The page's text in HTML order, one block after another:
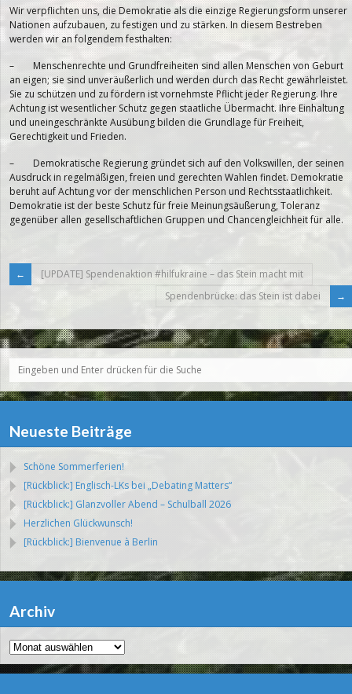
Wir verpflichten uns, die Demokratie als die einzige Regierungsform unserer
Nationen aufzubauen, zu festigen und zu stärken. In diesem Bestreben
werden wir an folgendem festhalten:
– Menschenrechte und Grundfreiheiten sind allen Menschen von Geburt
an eigen; sie sind unveräußerlich und werden durch das Recht gewährleistet.
Sie zu schützen und zu fördern ist vornehmste Pflicht jeder Regierung. Ihre
Achtung ist wesentlicher Schutz gegen staatliche Übermacht. Ihre Einhaltung
und uneingeschränkte Ausübung bilden die Grundlage für Freiheit,
Gerechtigkeit und Frieden.
– Demokratische Regierung gründet sich auf den Volkswillen, der seinen
Ausdruck in regelmäßigen, freien und gerechten Wahlen findet. Demokratie
beruht auf Achtung vor der menschlichen Person und Rechtsstaatlichkeit.
Demokratie ist der beste Schutz für freie Meinungsäußerung, Toleranz
gegenüber allen gesellschaftlichen Gruppen und Chancengleichheit für alle.
[UPDATE] Spendenaktion #hilfukraine – das Stein macht mit
Spendenbrücke: das Stein ist dabei
Neueste Beiträge
Schöne Sommerferien!
[Rückblick:] Englisch-LKs bei „Debating Matters“
[Rückblick:] Glanzvoller Abend – Schulball 2026
Herzlichen Glückwunsch!
[Rückblick:] Bienvenue à Berlin
Archiv
Archiv